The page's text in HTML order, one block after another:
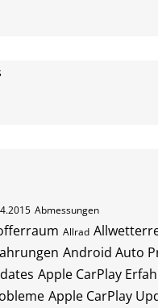
Abmessungen
Allrad
Android Auto
Apple CarPlay
Apple CarPlay